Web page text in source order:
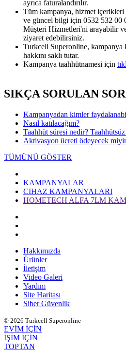
ayrıca faturalandırılır.
Tüm kampanya, hizmet içerikleri
ve güncel bilgi için 0532 532 00
Müşteri Hizmetleri'ni arayabilir
ziyaret edebilirsiniz.
Turkcell Superonline, kampanya
hakkını saklı tutar.
Kampanya taahhütnamesi için
SIKÇA SORULAN
Kampanyadan kimler
Nasıl katılacağım?
Taahhüt süresi nedir? Taahhütsüz
Aktivasyon ücreti ödeyecek
TÜMÜNÜ GÖSTER
KAMPANYALAR
CIHAZ KAMPANYALARI
HOMETECH ALFA 7LM
Hakkımızda
Ürünler
İletişim
Video Galeri
Yardım
Site Haritası
Siber Güvenlik
© 2026 Turkcell Superonline
EVİM İÇİN
İŞİM İÇİN
TOPTAN